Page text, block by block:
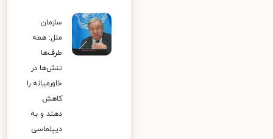
سازمان
ملل: همه
طرف‌ها
تنش‌ها در
خاورمیانه را
کاهش
دهند و به
دیپلماسی